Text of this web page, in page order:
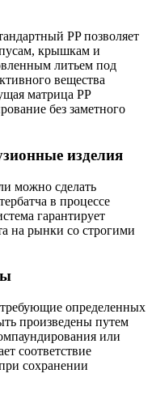
PP позволяет
крышкам и
литьем под
вещества
матрица PP
без заметного
изделия
можно сделать
в процессе
гарантирует
на рынки со строгими
определенных
произведены путем
или
соответствие
сохранении